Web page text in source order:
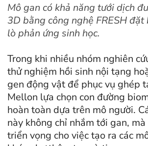
Mô gan có khả năng tưới dịch
3D bằng công nghệ FRESH
lò phản ứng sinh học.
Trong khi nhiều nhóm nghiên
thử nghiệm hồi sinh nội tạng
gen động vật để phục vụ ghép
Mellon lựa chọn con đường
hoàn toàn dựa trên mô người.
này không chỉ nhắm tới gan, mà
triển vọng cho việc tạo ra các